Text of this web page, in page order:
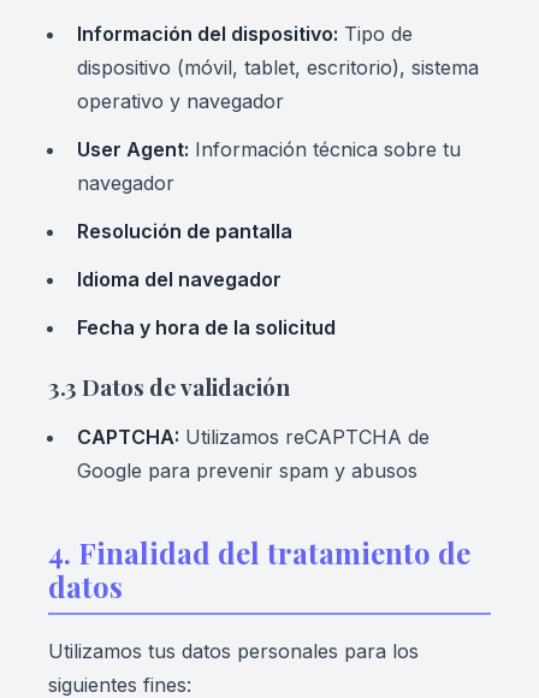
Información del dispositivo: Tipo de
dispositivo (móvil, tablet, escritorio), sistema
operativo y navegador
User Agent: Información técnica sobre tu
navegador
Resolución de pantalla
Idioma del navegador
Fecha y hora de la solicitud
3.3 Datos de validación
CAPTCHA: Utilizamos reCAPTCHA de
Google para prevenir spam y abusos
4. Finalidad del tratamiento de
datos
Utilizamos tus datos personales para los
siguientes fines: